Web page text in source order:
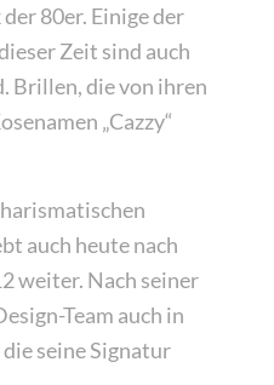
80er. Einige der
Zeit sind auch
Brillen, die von ihren
„Cazzy“
auch heute nach
weiter. Nach seiner
Team auch in
seine Signatur